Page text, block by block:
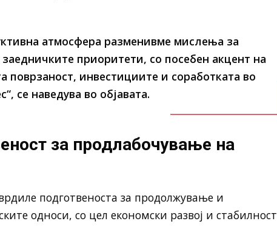
атмосфера разменивме мислења за
приоритети, со посебен акцент на
поврзаност, инвестициите и соработката во
се наведува во објавата.
за продлабочување на
подготвеноста за продолжување и
односи, со цел економски развој и стабилност